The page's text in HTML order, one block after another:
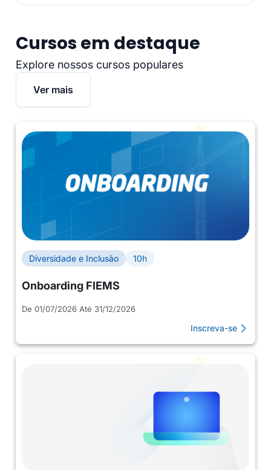
Cursos em destaque
Explore nossos cursos populares
Ver mais
Diversidade e Inclusão 10h
Onboarding FIEMS
De 01/07/2026 Até 31/12/2026
Inscreva-se